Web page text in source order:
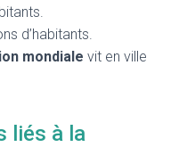
d’habitants.
mondiale vit en ville
liés à la